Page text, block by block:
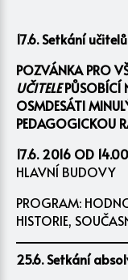
17.6. Setkání učitelů
POZVÁNKA PRO
UČITELEPŮSOBÍCÍ
OSMDESÁTI
PEDAGOGICKOU
17.6. 2016 OD 14.00
HLAVNÍ BUDOVY
PROGRAM:
HISTORIE,
25.6. Setkání